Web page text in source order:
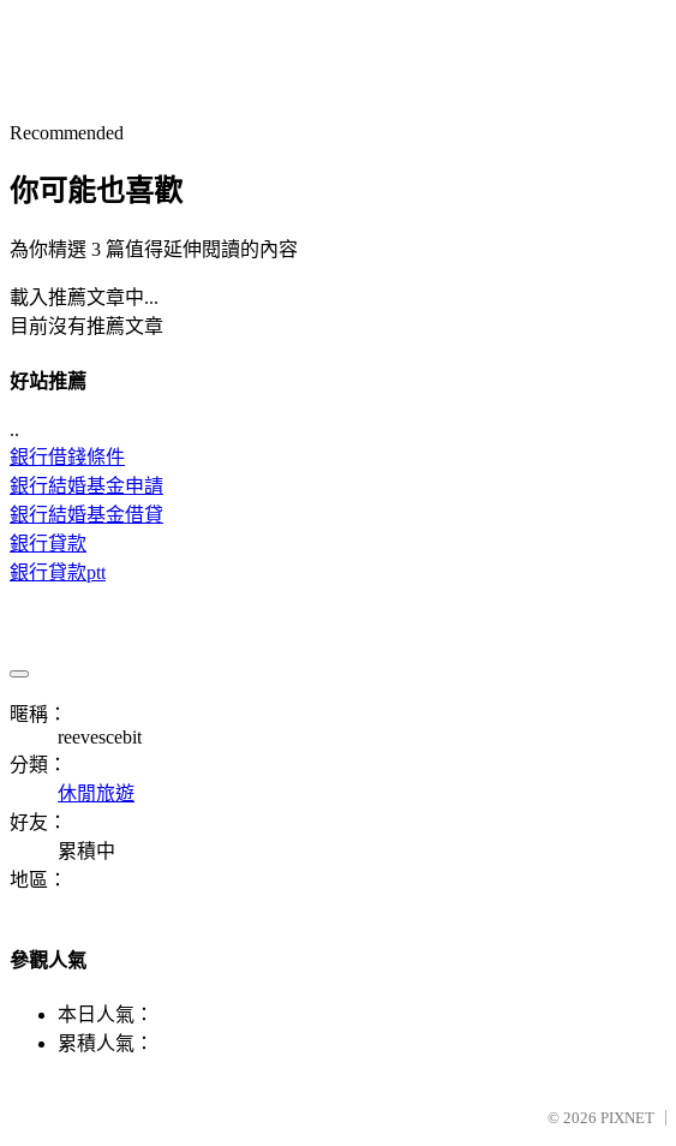
Recommended
你可能也喜歡
為你精選 3 篇值得延伸閱讀的內容
載入推薦文章中...
目前沒有推薦文章
好站推薦
..
銀行借錢條件
銀行結婚基金申請
銀行結婚基金借貸
銀行貸款
銀行貸款ptt
暱稱：
reevescebit
分類：
休閒旅遊
好友：
累積中
地區：
參觀人氣
本日人氣：
累積人氣：
© 2026 PIXNET